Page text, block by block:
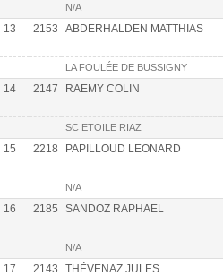
N/A
13 2153 ABDERHALDEN MATTHIAS
LA FOULÉE DE BUSSIGNY
14 2147 RAEMY COLIN
SC ETOILE RIAZ
15 2218 PAPILLOUD LEONARD
N/A
16 2185 SANDOZ RAPHAEL
N/A
17 2143 THÉVENAZ JULES